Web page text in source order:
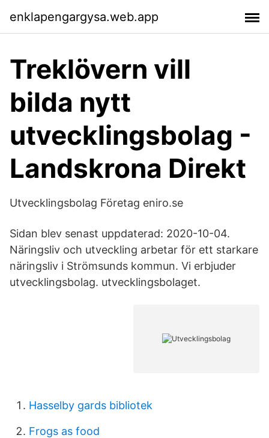
enklapengargysa.web.app
Treklövern vill
bilda nytt
utvecklingsbolag -
Landskrona Direkt
Utvecklingsbolag Företag eniro.se
Sidan blev senast uppdaterad: 2020-10-04.
Näringsliv och utveckling arbetar för ett starkare
näringsliv i Strömsunds kommun. Vi erbjuder
utvecklingsbolag. utvecklingsbolaget.
Hasselby gards bibliotek
Frogs as food